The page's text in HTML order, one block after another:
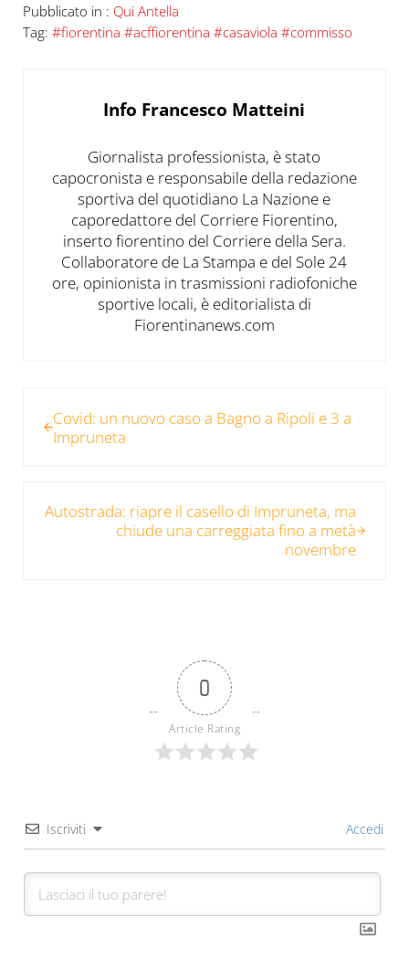
Pubblicato in : Qui Antella
Tag: #fiorentina #acffiorentina #casaviola #commisso
Info Francesco Matteini
Giornalista professionista, è stato
capocronista e responsabile della redazione
sportiva del quotidiano La Nazione e
caporedattore del Corriere Fiorentino,
inserto fiorentino del Corriere della Sera.
Collaboratore de La Stampa e del Sole 24
ore, opinionista in trasmissioni radiofoniche
sportive locali, è editorialista di
Fiorentinanews.com
Covid: un nuovo caso a Bagno a Ripoli e 3 a
Impruneta
Autostrada: riapre il casello di Impruneta, ma
chiude una carreggiata fino a metà
novembre
0
Article Rating
Iscriviti Accedi